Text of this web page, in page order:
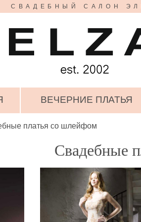
СВАДЕБНЫЙ САЛОН
ВЕЧЕРНИЕ ПЛАТЬЯ
платья со шлейфом
Свадебные